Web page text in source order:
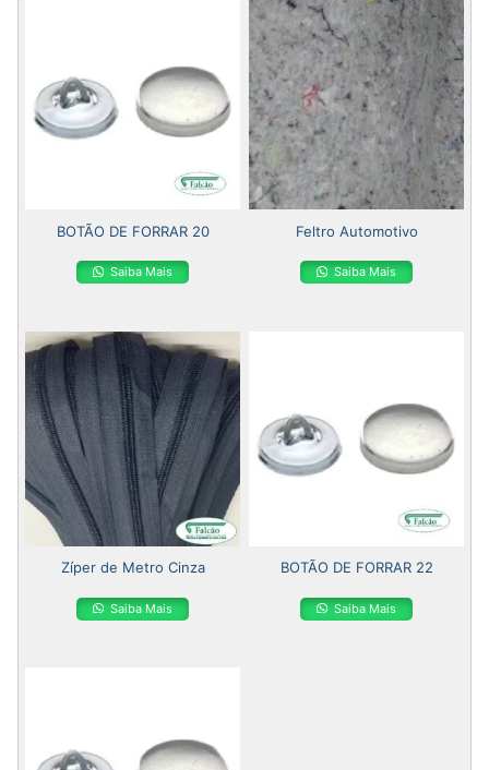
BOTÃO DE FORRAR 20
Saiba Mais
Feltro Automotivo
Saiba Mais
Zíper de Metro Cinza
Saiba Mais
BOTÃO DE FORRAR 22
Saiba Mais